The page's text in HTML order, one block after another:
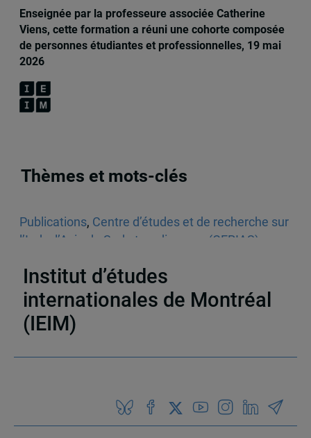
Enseignée par la professeure associée Catherine
Viens, cette formation a réuni une cohorte composée
de personnes étudiantes et professionnelles, 19 mai
2026
Thèmes et mots-clés
Publications, Centre d’études et de recherche sur
l’Inde, l’Asie du Sud et sa diaspora (CERIAS)
Institut d’études
internationales de Montréal
(IEIM)